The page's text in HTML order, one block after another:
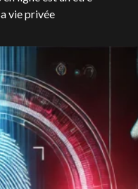
vie privée